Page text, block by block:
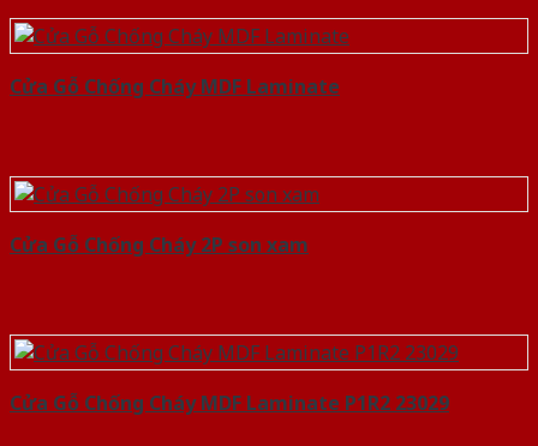
Cửa Gỗ Chống Cháy MDF Laminate
Cửa Gỗ Chống Cháy 2P son xam
Cửa Gỗ Chống Cháy MDF Laminate P1R2 23029